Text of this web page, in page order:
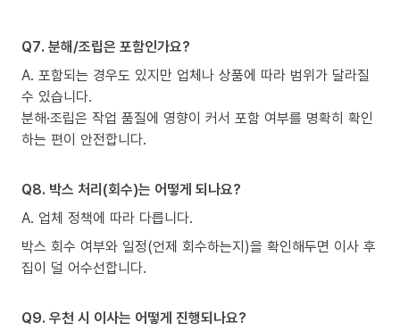
Q7. 분해/조립은 포함인가요?
A. 포함되는 경우도 있지만 업체나 상품에 따라 범위가 달라질
수 있습니다.
분해·조립은 작업 품질에 영향이 커서 포함 여부를 명확히 확인
하는 편이 안전합니다.
Q8. 박스 처리(회수)는 어떻게 되나요?
A. 업체 정책에 따라 다릅니다.
박스 회수 여부와 일정(언제 회수하는지)을 확인해두면 이사 후
집이 덜 어수선합니다.
Q9. 우천 시 이사는 어떻게 진행되나요?